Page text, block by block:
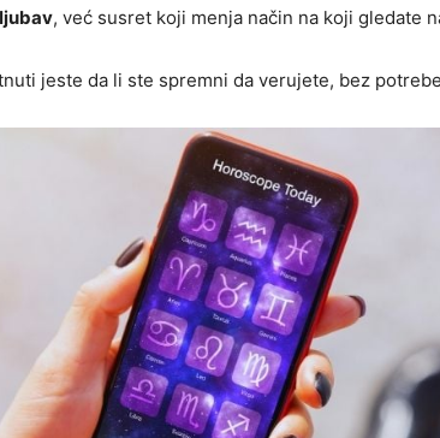
, već susret koji menja način na koji gledate
jeste da li ste spremni da verujete, bez